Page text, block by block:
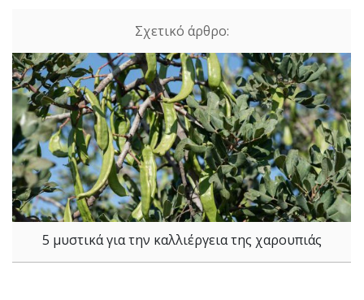
5 μυστικά για την καλλιέργεια της χαρουπιάς